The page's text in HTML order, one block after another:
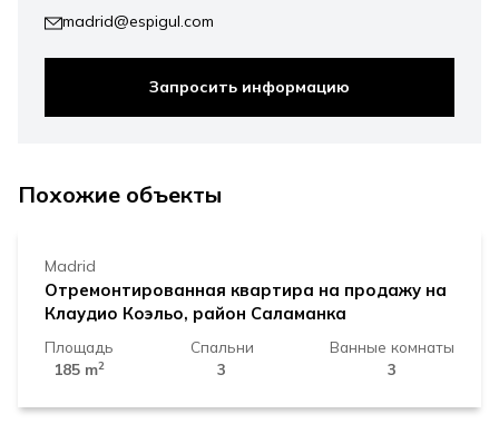
madrid@espigul.com
Запросить информацию
Похожие объекты
1.950.000 €
Madrid
Отремонтированная квартира на продажу на
Клаудио Коэльо, район Саламанка
Площадь
185 m2
Спальни
3
Ванные комнаты
3
1.449.000 €